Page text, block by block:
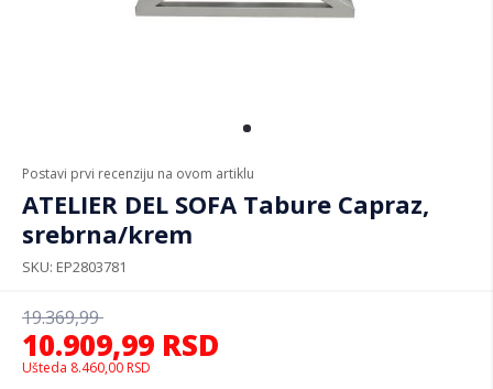
Postavi prvi recenziju na ovom artiklu
ATELIER DEL SOFA Tabure Capraz,
srebrna/krem
SKU EP2803781
10.909,99 RSD
19.369,99
Ušteda 8.460,00 RSD